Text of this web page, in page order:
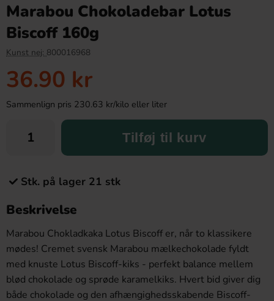
Marabou Chokoladebar Lotus
Biscoff 160g
Kunst nej: 800016968
36.90 kr
Sammenlign pris 230.63 kr/kilo eller liter
Tilføj til kurv
Stk. på lager 21 stk
Beskrivelse
Marabou Chokladkaka Lotus Biscoff er, når to klassikere
mødes! Cremet svensk Marabou mælkechokolade fyldt
med knuste Lotus Biscoff-kiks - perfekt balance mellem
blød chokolade og sprøde karamelkiks. Hvert bid giver dig
både chokolade og den afhængighedsskabende Biscoff-